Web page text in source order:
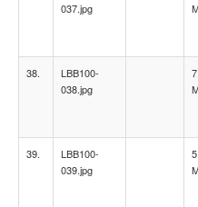
037.jpg
38.
LBB100-
038.jpg
39.
LBB100-
039.jpg